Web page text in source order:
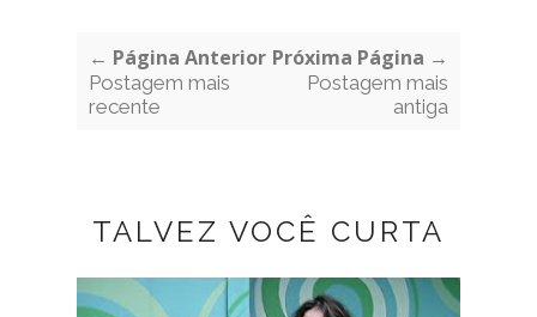
← Página Anterior
Postagem mais
recente
Próxima Página →
Postagem mais
antiga
TALVEZ VOCÊ CURTA